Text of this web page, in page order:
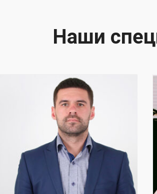
Наши